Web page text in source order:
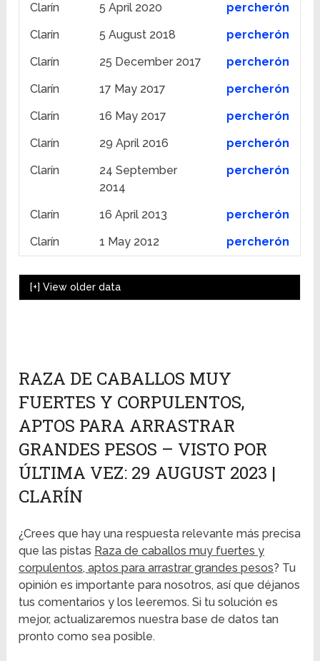
Clarín
5 April 2020
percherón
Clarín
5 August 2018
percherón
Clarín
25 December 2017
percherón
Clarín
17 May 2017
percherón
Clarín
16 May 2017
percherón
Clarín
29 April 2016
percherón
Clarín
24 September
2014
percherón
Clarín 16 April 2013
percherón
Clarín
1 May 2012 percherón
[+]View older data
RAZA DE CABALLOS MUY
FUERTES Y CORPULENTOS,
APTOS PARA ARRASTRAR
GRANDES PESOS – VISTO POR
ÚLTIMA VEZ: 29 AUGUST 2023 |
CLARÍN
¿Crees que hay una respuesta relevante más precisa
que las pistas Raza de caballos muy fuertes y
corpulentos, aptos para arrastrar grandes pesos? Tu
opinión es importante para nosotros, así que déjanos
tus comentarios y los leeremos. Si tu solución es
mejor, actualizaremos nuestra base de datos tan
pronto como sea posible.